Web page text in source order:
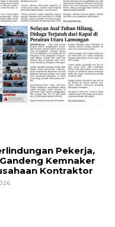
Pekerja,
Kemnaker
Kontraktor